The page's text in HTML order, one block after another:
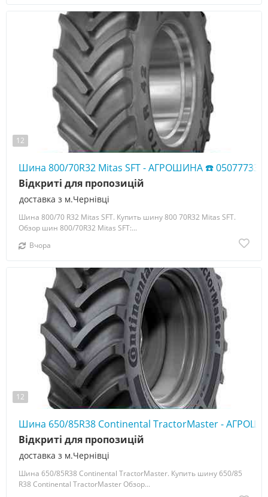
12
Шина 800/70R32 Mitas SFT - АГРОШИНА ☎️
доставка з м.Чернівці
Відкриті для пропозицій
Шина 800/70 R32 Mitas SFT. Купить шину 800 70R32 Mitas SFT.
Обзор шин 800/70R32 Mitas SFT:...
Вчора
12
Шина 650/85R38 Continental TractorMaster -
доставка з м.Чернівці
Відкриті для пропозицій
Шина 650/85R38 Continental TractorMaster. Купить шину 650/85
R38 Continental TractorMaster Обзор...